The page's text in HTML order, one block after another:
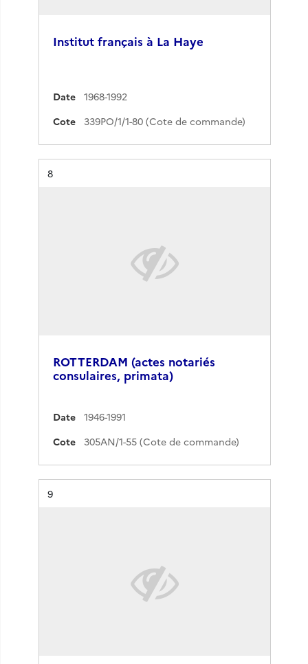
Institut français à La Haye
Date
1968-1992
Cote
339PO/1/1-80 (Cote de commande)
Résultat n°
8
ROTTERDAM (actes notariés
consulaires, primata)
Date
1946-1991
Cote
305AN/1-55 (Cote de commande)
Résultat n°
9